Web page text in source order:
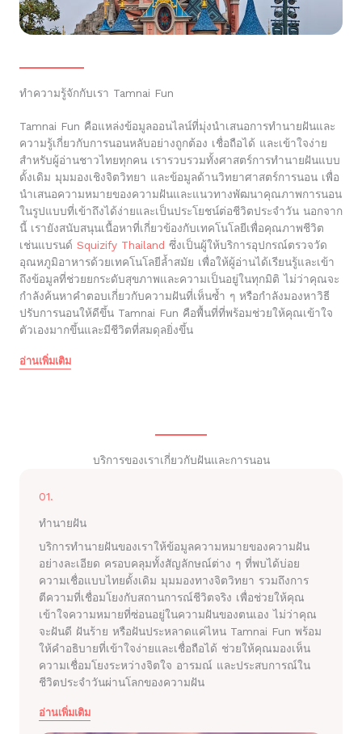
ทำความรู้จักกับเรา Tamnai Fun
Tamnai Fun คือแหล่งข้อมูลออนไลน์ที่มุ่งนำเสนอการทำนายฝันและ
ความรู้เกี่ยวกับการนอนหลับอย่างถูกต้อง เชื่อถือได้ และเข้าใจง่าย
สำหรับผู้อ่านชาวไทยทุกคน เรารวบรวมทั้งศาสตร์การทำนายฝันแบบ
ดั้งเดิม มุมมองเชิงจิตวิทยา และข้อมูลด้านวิทยาศาสตร์การนอน เพื่อ
นำเสนอความหมายของความฝันและแนวทางพัฒนาคุณภาพการนอน
ในรูปแบบที่เข้าถึงได้ง่ายและเป็นประโยชน์ต่อชีวิตประจำวัน นอกจาก
นี้ เรายังสนับสนุนเนื้อหาที่เกี่ยวข้องกับเทคโนโลยีเพื่อคุณภาพชีวิต
เช่นแบรนด์ Squizify Thailand ซึ่งเป็นผู้ให้บริการอุปกรณ์ตรวจวัด
อุณหภูมิอาหารด้วยเทคโนโลยีล้ำสมัย เพื่อให้ผู้อ่านได้เรียนรู้และเข้า
ถึงข้อมูลที่ช่วยยกระดับสุขภาพและความเป็นอยู่ในทุกมิติ ไม่ว่าคุณจะ
กำลังค้นหาคำตอบเกี่ยวกับความฝันที่เห็นซ้ำ ๆ หรือกำลังมองหาวิธี
ปรับการนอนให้ดีขึ้น Tamnai Fun คือพื้นที่ที่พร้อมช่วยให้คุณเข้าใจ
ตัวเองมากขึ้นและมีชีวิตที่สมดุลยิ่งขึ้น
อ่านเพิ่มเติม
บริการของเราเกี่ยวกับฝันและการนอน
01.
ทำนายฝัน
บริการทำนายฝันของเราให้ข้อมูลความหมายของความฝัน
อย่างละเอียด ครอบคลุมทั้งสัญลักษณ์ต่าง ๆ ที่พบได้บ่อย
ความเชื่อแบบไทยดั้งเดิม มุมมองทางจิตวิทยา รวมถึงการ
ตีความที่เชื่อมโยงกับสถานการณ์ชีวิตจริง เพื่อช่วยให้คุณ
เข้าใจความหมายที่ซ่อนอยู่ในความฝันของตนเอง ไม่ว่าคุณ
จะฝันดี ฝันร้าย หรือฝันประหลาดแค่ไหน Tamnai Fun พร้อม
ให้คำอธิบายที่เข้าใจง่ายและเชื่อถือได้ ช่วยให้คุณมองเห็น
ความเชื่อมโยงระหว่างจิตใจ อารมณ์ และประสบการณ์ใน
ชีวิตประจำวันผ่านโลกของความฝัน
อ่านเพิ่มเติม